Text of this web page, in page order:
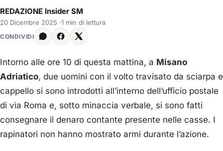
REDAZIONE Insider SM
20 Dicembre 2025 ·1 min di lettura
CONDIVIDI
Intorno alle ore 10 di questa mattina, a Misano
Adriatico, due uomini con il volto travisato da sciarpa e
cappello si sono introdotti all’interno dell’ufficio postale
di via Roma e, sotto minaccia verbale, si sono fatti
consegnare il denaro contante presente nelle casse. I
rapinatori non hanno mostrato armi durante l’azione.